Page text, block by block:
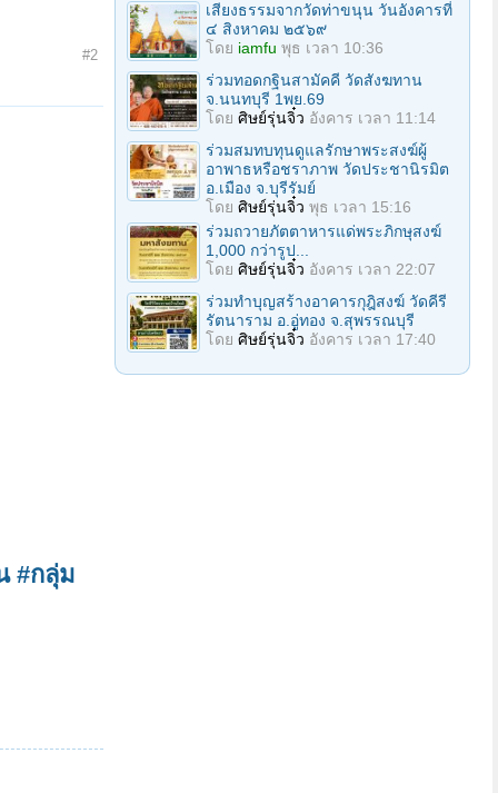
#2
#กลุ่ม
เสียงธรรมจากวัดท่าขนุน วันอังคารที่
๔ สิงหาคม ๒๕๖๙
โดย iamfu พุธ เวลา 10:36
ร่วมทอดกฐินสามัคคี วัดสังฆทาน
จ.นนทบุรี 1พย.69
โดย ศิษย์รุ่นจิ๋ว อังคาร เวลา 11:14
ร่วมสมทบทุนดูแลรักษาพระสงฆ์ผู้
อาพาธหรือชราภาพ วัดประชานิรมิต
อ.เมือง จ.บุรีรัมย์
โดย ศิษย์รุ่นจิ๋ว พุธ เวลา 15:16
ร่วมถวายภัตตาหารแด่พระภิกษุสงฆ์
1,000 กว่ารูป...
โดย ศิษย์รุ่นจิ๋ว อังคาร เวลา 22:07
ร่วมทำบุญสร้างอาคารกุฎิสงฆ์ วัดคีรี
รัตนาราม อ.อู่ทอง จ.สุพรรณบุรี
โดย ศิษย์รุ่นจิ๋ว อังคาร เวลา 17:40